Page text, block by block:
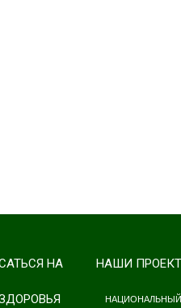
НА
НАШИ